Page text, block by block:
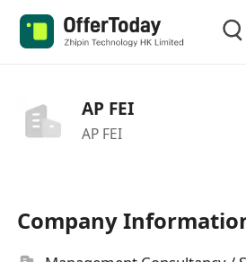
AP FEI
AP FEI
Company